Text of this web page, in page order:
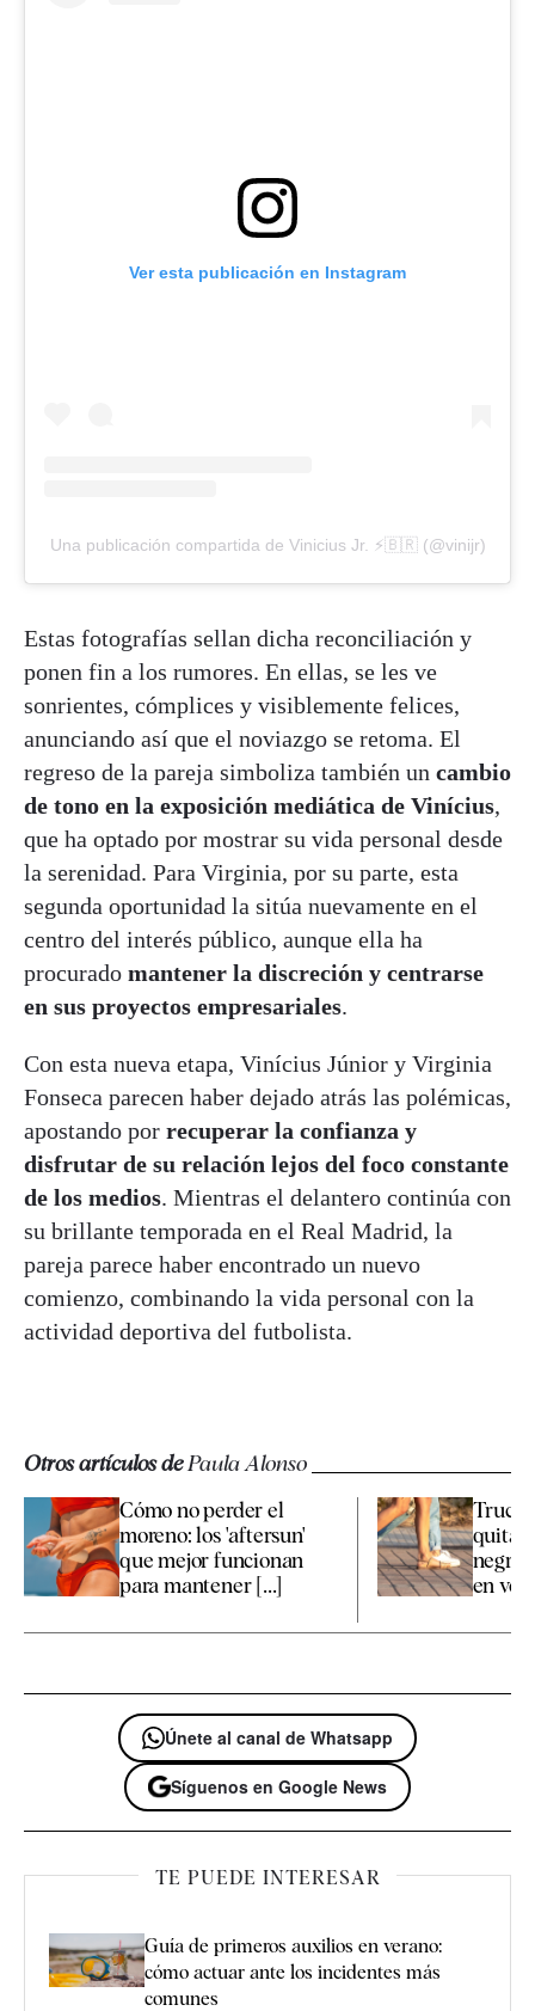
Ver esta publicación en Instagram
Una publicación compartida de Vinicius Jr. ⚡️🇧🇷 (@vinijr)
Estas fotografías sellan dicha reconciliación y
ponen fin a los rumores. En ellas, se les ve
sonrientes, cómplices y visiblemente felices,
anunciando así que el noviazgo se retoma. El
regreso de la pareja simboliza también un cambio
de tono en la exposición mediática de Vinícius,
que ha optado por mostrar su vida personal desde
la serenidad. Para Virginia, por su parte, esta
segunda oportunidad la sitúa nuevamente en el
centro del interés público, aunque ella ha
procurado mantener la discreción y centrarse
en sus proyectos empresariales.
Con esta nueva etapa, Vinícius Júnior y Virginia
Fonseca parecen haber dejado atrás las polémicas,
apostando por recuperar la confianza y
disfrutar de su relación lejos del foco constante
de los medios. Mientras el delantero continúa con
su brillante temporada en el Real Madrid, la
pareja parece haber encontrado un nuevo
comienzo, combinando la vida personal con la
actividad deportiva del futbolista.
Otros artículos dePaula Alonso
Cómo no perder el
moreno: los 'aftersun'
que mejor funcionan
para mantener [...]
quitar
en
Únete al canal de Whatsapp
Síguenos en Google News
TE PUEDE INTERESAR
Guía de primeros auxilios en verano:
cómo actuar ante los incidentes más
comunes